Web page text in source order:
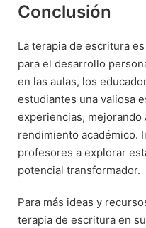
Conclusión
La terapia de escritura
para el desarrollo
en las aulas, los
estudiantes una valiosa
experiencias,
rendimiento académico.
profesores a explorar
potencial transformador.
Para más ideas y
terapia de escritura en